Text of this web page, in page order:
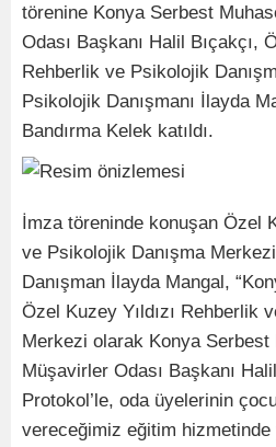
törenine Konya Serbest
Odası Başkanı Halil Bıçakçı,
Rehberlik ve Psikolojik
Psikolojik Danışmanı İlayda
Bandırma Kelek katıldı.
İmza töreninde konuşan Özel
ve Psikolojik Danışma
Danışman İlayda Mangal,
Özel Kuzey Yıldızı Rehberlik
Merkezi olarak Konya Serbest
Müşavirler Odası Başkanı
Protokol’le, oda üyelerinin
vereceğimiz eğitim hizmetinde